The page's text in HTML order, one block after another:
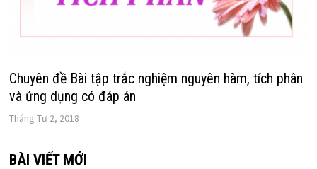
Chuyên đề Bài tập trắc nghiệm nguyên hàm, tích phân
và ứng dụng có đáp án
Tháng Tư 2, 2018
BÀI VIẾT MỚI